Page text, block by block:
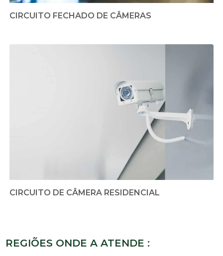
CIRCUITO FECHADO DE CÂMERAS
CIRCUITO DE CÂMERA RESIDENCIAL
REGIÕES ONDE A ATENDE :